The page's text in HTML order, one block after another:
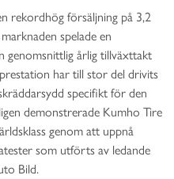
rekordhög försäljning på 3,2
spelade en
genomsnittlig årlig tillväxttakt
har till stor del drivits
specifikt för den
demonstrerade Kumho Tire
genom att uppnå
som utförts av ledande
Bild.